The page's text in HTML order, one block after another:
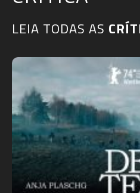
LEIA TODAS AS
RdMCast #529 –
Toro